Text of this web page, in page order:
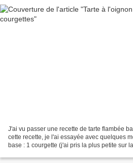
J'ai vu passer une recette de tarte flambée
cette recette, je l'ai essayée avec quelques
base : 1 courgette (j'ai pris la plus petite sur